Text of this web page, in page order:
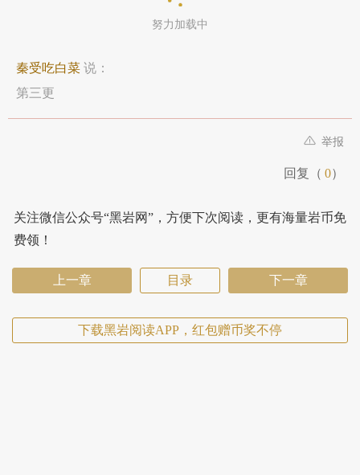
努力加载中
秦受吃白菜 说：
第三更
举报
回复（ 0）
关注微信公众号“黑岩网”，方便下次阅读，更有海量岩币免
费领！
上一章 目录 下一章
下载黑岩阅读APP，红包赠币奖不停